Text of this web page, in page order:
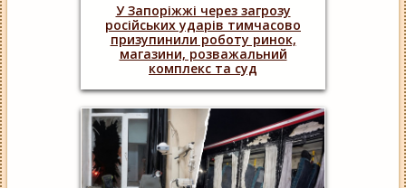
У Запоріжжі через загрозу
російських ударів тимчасово
призупинили роботу ринок,
магазини, розважальний
комплекс та суд